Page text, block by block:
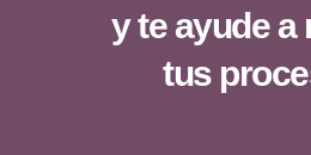
y te ayude a
tus